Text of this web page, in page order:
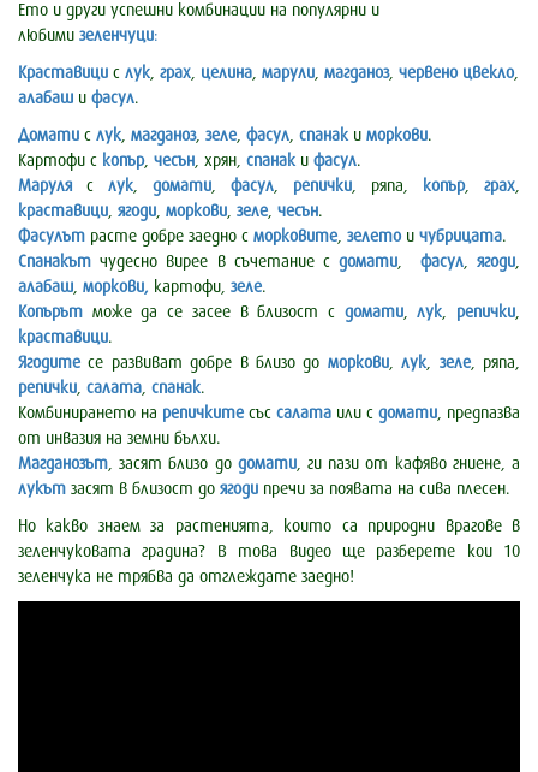
Ето и други успешни комбинации на популярни и
любими зеленчуци:
Краставици с лук, грах, целина, марули, магданоз, червено цвекло,
алабаш и фасул.
Домати с лук, магданоз, зеле, фасул, спанак и моркови.
Картофи с копър, чесън, хрян, спанаки фасул.
Маруля с лук, домати, фасул, репички, ряпа, копър, грах,
краставици, ягоди, моркови, зеле, чесън.
Фасулът расте добре заедно с морковите, зелетои чубрицата.
Спанакът чудесно вирее в съчетание сдомати, фасул,ягоди,
алабаш, моркови, картофи, зеле.
Копърът може да се засее в близост с домати, лук, репички,
краставици.
Ягодите се развиват добре в близо до моркови,лук, зеле, ряпа,
репички, салата, спанак.
Комбинирането на репичките със салата или с домати, предпазва
от инвазия на земни бълхи.
Магданозът, засят близо до домати, ги пази от кафяво гниене, а
лукът засят в близост до ягоди пречи за появата на сива плесен.
Но какво знаем за растенията, които са природни врагове в
зеленчуковата градина? В това видео ще разберете кои 10
зеленчука не трябва да отглеждате заедно!